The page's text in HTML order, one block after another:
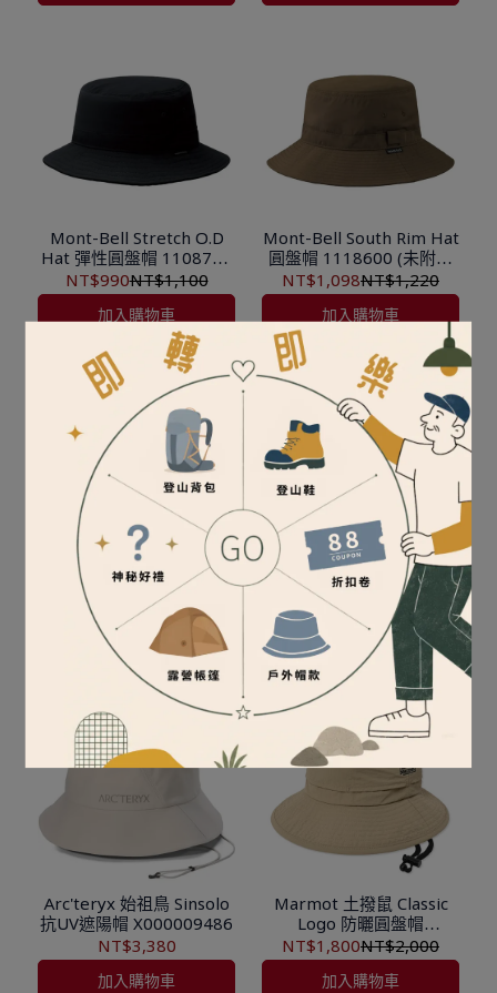
Mont-Bell Stretch O.D
Hat 彈性圓盤帽 1108744
(未附帽帶 需另購)
NT$990NT$1,100
加入購物車
Mont-Bell South Rim Hat
圓盤帽 1118600 (未附帽
帶 需另購)
NT$1,098NT$1,220
加入購物車
特價優惠 KAVU Synthetic
Strap Bucket 漁夫帽 105
NT$1,260NT$1,680
加入購物車
Arc'teryx 始祖鳥 Sinsola
Shade Hat 抗UV遮陽帽
X000009487
NT$3,380
加入購物車
Arc'teryx 始祖鳥 Sinsolo
抗UV遮陽帽 X000009486
NT$3,380
加入購物車
Marmot 土撥鼠 Classic
Logo 防曬圓盤帽
MTSS25UHG211
NT$1,800NT$2,000
加入購物車